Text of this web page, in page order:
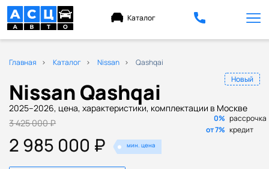
Каталог
Главная Каталог Nissan Qashqai
Nissan Qashqai
2025–2026, цена, характеристики, комплектации в Москве
Новый
0% рассрочка
от 7% кредит
3 425 000 ₽
2 985 000 ₽ мин. цена